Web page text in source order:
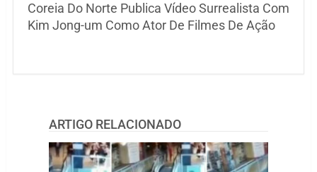
Coreia Do Norte Publica Vídeo Surrealista Com
Kim Jong-um Como Ator De Filmes De Ação
ARTIGO RELACIONADO